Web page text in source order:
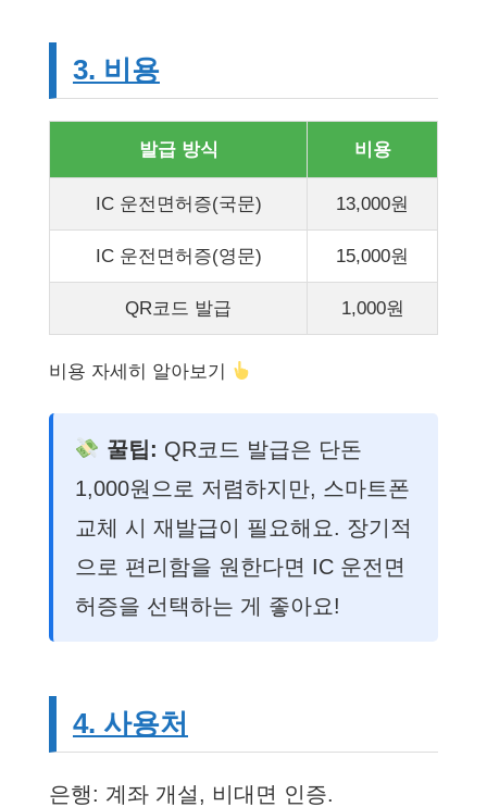
3. 비용
발급 방식 비용
IC 운전면허증(국문) 13,000원
IC 운전면허증(영문) 15,000원
QR코드 발급 1,000원
비용 자세히 알아보기
꿀팁: QR코드 발급은 단돈
1,000원으로 저렴하지만, 스마트폰
교체 시 재발급이 필요해요. 장기적
으로 편리함을 원한다면 IC 운전면
허증을 선택하는 게 좋아요!
4. 사용처
은행: 계좌 개설, 비대면 인증.